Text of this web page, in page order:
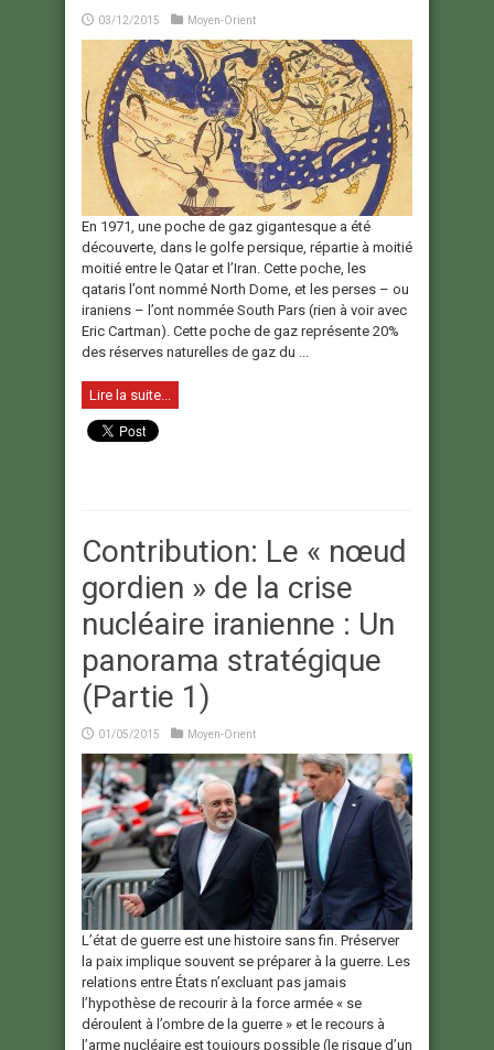
03/12/2015 Moyen-Orient
En 1971, une poche de gaz gigantesque a été
découverte, dans le golfe persique, répartie à moitié
moitié entre le Qatar et l’Iran. Cette poche, les
qataris l’ont nommé North Dome, et les perses – ou
iraniens – l’ont nommée South Pars (rien à voir avec
Eric Cartman). Cette poche de gaz représente 20%
des réserves naturelles de gaz du ...
Lire la suite...
Contribution: Le « nœud
gordien » de la crise
nucléaire iranienne : Un
panorama stratégique
(Partie 1)
01/05/2015 Moyen-Orient
L’état de guerre est une histoire sans fin. Préserver
la paix implique souvent se préparer à la guerre. Les
relations entre États n’excluant pas jamais
l’hypothèse de recourir à la force armée « se
déroulent à l’ombre de la guerre » et le recours à
l’arme nucléaire est toujours possible (le risque d’un